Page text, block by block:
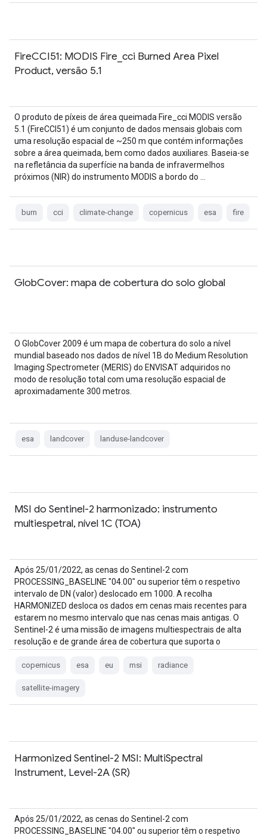
FireCCI51: MODIS Fire_cci Burned Area Pixel
Product, versão 5.1
O produto de píxeis de área queimada Fire_cci MODIS versão
5.1 (FireCCI51) é um conjunto de dados mensais globais com
uma resolução espacial de ~250 m que contém informações
sobre a área queimada, bem como dados auxiliares. Baseia-se
na refletância da superfície na banda de infravermelhos
próximos (NIR) do instrumento MODIS a bordo do …
burn cci climate-change copernicus esa fire
GlobCover: mapa de cobertura do solo global
O GlobCover 2009 é um mapa de cobertura do solo a nível
mundial baseado nos dados de nível 1B do Medium Resolution
Imaging Spectrometer (MERIS) do ENVISAT adquiridos no
modo de resolução total com uma resolução espacial de
aproximadamente 300 metros.
esa landcover landuse-landcover
MSI do Sentinel-2 harmonizado: instrumento
multiespetral, nível 1C (TOA)
Após 25/01/2022, as cenas do Sentinel-2 com
PROCESSING_BASELINE "04.00" ou superior têm o respetivo
intervalo de DN (valor) deslocado em 1000. A recolha
HARMONIZED desloca os dados em cenas mais recentes para
estarem no mesmo intervalo que nas cenas mais antigas. O
Sentinel-2 é uma missão de imagens multiespectrais de alta
resolução e de grande área de cobertura que suporta o
copernicus esa eu msi radiance
satellite-imagery
Harmonized Sentinel-2 MSI: MultiSpectral
Instrument, Level-2A (SR)
Após 25/01/2022, as cenas do Sentinel-2 com
PROCESSING_BASELINE "04.00" ou superior têm o respetivo